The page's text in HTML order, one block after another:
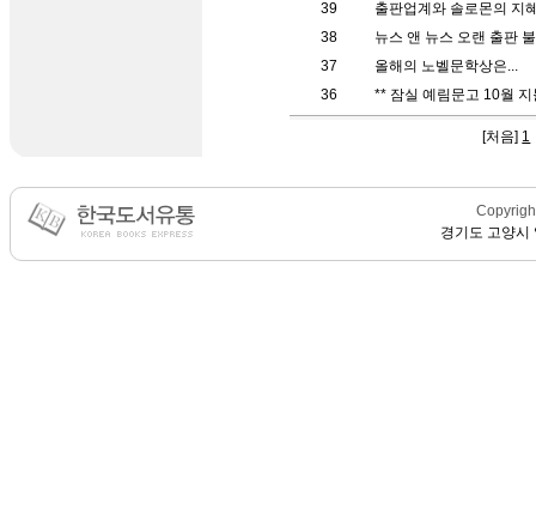
39
출판업계와 솔로몬의 지
38
뉴스 앤 뉴스 오랜 출판
37
올해의 노벨문학상은...
36
** 잠실 예림문고 10월
[처음] 1
경기도 고양시